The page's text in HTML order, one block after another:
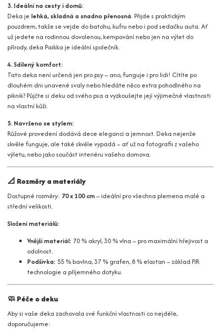
3. Ideální na cesty i domů:
Deka je lehká, skladná a snadno přenosná. Přijde s praktickým
pouzdrem, takže se vejde do batohu, kufru nebo i pod sedačku auta. Ať
už jedete na rodinnou dovolenou, kempování nebo jen na výlet do
přírody, deka Paikka je ideální společník.
4. Sdílený komfort:
Tato deka není určená jen pro psy – ano, funguje i pro lidi! Cítíte po
dlouhém dni unavené svaly nebo hledáte něco extra pohodlného na
piknik? Půjčte si deku od svého psa a vyzkoušejte její výjimečné vlastnosti
na vlastní kůži.
5. Navrženo se stylem:
Růžové provedení dodává dece eleganci a jemnost. Deka nejenže
skvěle funguje, ale také skvěle vypadá – ať už na fotografii z vašeho
výletu, nebo jako součást interiéru vašeho domova.
📐 Rozměry a materiály
Dostupné rozměry: 70 x 100 cm– ideální pro všechna plemena malé a
střední velikosti.
Složení materiálů:
Vnější materiál: 70 % akryl, 30 % vlna – pro maximální hřejivost a
odolnost.
Podšívka: 55 % bavlna, 37 % grafen, 8 % elastan – základ FIR
technologie a příjemného dotyku.
🧼Péče o deku
Aby si vaše deka zachovala své funkční vlastnosti co nejdéle,
doporučujeme: